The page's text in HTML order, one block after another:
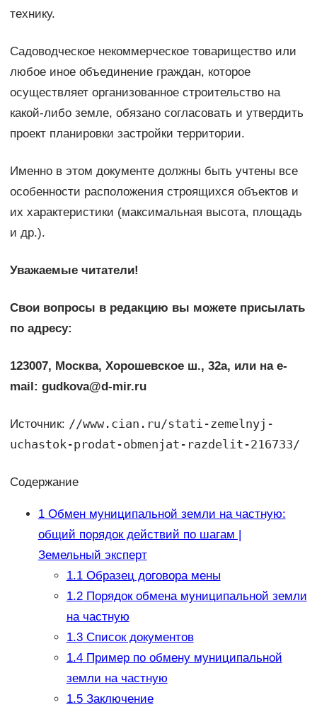
технику.
Садоводческое некоммерческое товарищество или
любое иное объединение граждан, которое
осуществляет организованное строительство на
какой-либо земле, обязано согласовать и утвердить
проект планировки застройки территории.
Именно в этом документе должны быть учтены все
особенности расположения строящихся объектов и
их характеристики (максимальная высота, площадь
и др.).
Уважаемые читатели!
Свои вопросы в редакцию вы можете присылать
по адресу:
123007, Москва, Хорошевское ш., 32а, или на e-
mail: gudkova@d-mir.ru
Источник: //www.cian.ru/stati-zemelnyj-
uchastok-prodat-obmenjat-razdelit-216733/
Содержание
1Обмен муниципальной земли на частную:
общий порядок действий по шагам |
Земельный эксперт
1.1Образец договора мены
1.2Порядок обмена муниципальной земли
на частную
1.3Список документов
1.4Пример по обмену муниципальной
земли на частную
1.5Заключение